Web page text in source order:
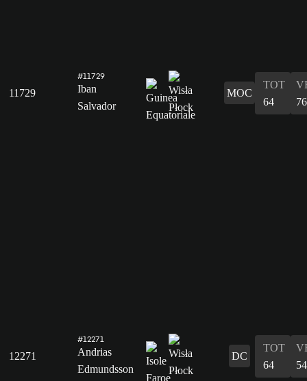
11729
#11729
Iban
Salvador
MOC
TOT
64
76
12271
#12271
Andrias
Edmundsson
DC
TOT
64
54